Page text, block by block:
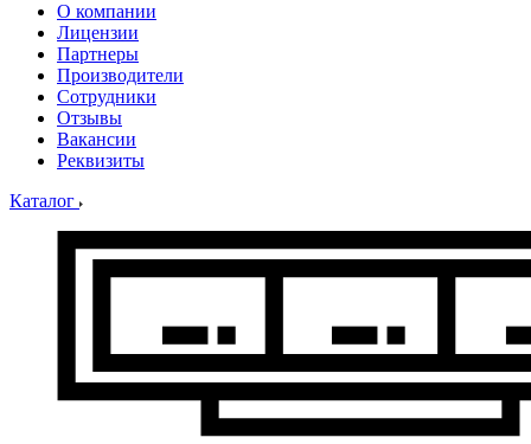
О компании
Лицензии
Партнеры
Производители
Сотрудники
Отзывы
Вакансии
Реквизиты
Каталог